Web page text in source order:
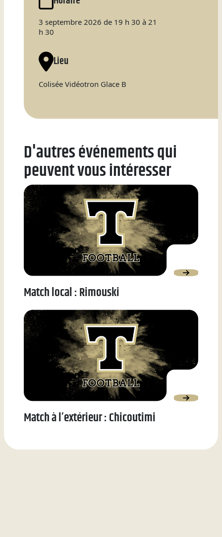
Natation
Badminton
3 septembre 2026 de 19 h 30 à 21
h 30
Lieu
Colisée Vidéotron Glace B
D'autres événements qui
peuvent vous intéresser
Match local : Rimouski
Match à l’extérieur : Chicoutimi